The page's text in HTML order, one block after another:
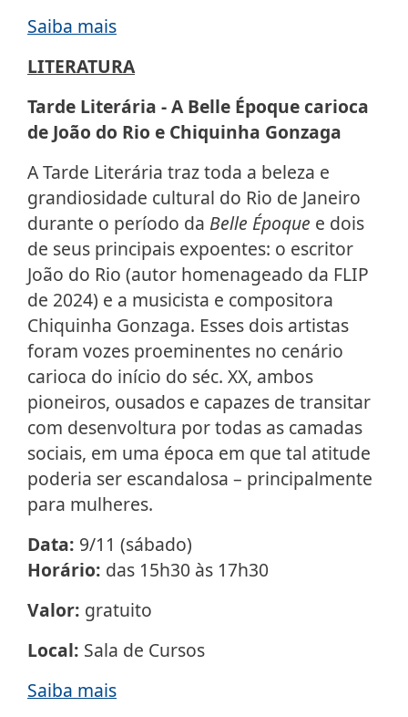
Saiba mais
LITERATURA
Tarde Literária - A Belle Époque carioca
de João do Rio e Chiquinha Gonzaga
A Tarde Literária traz toda a beleza e
grandiosidade cultural do Rio de Janeiro
durante o período da Belle Époque e dois
de seus principais expoentes: o escritor
João do Rio (autor homenageado da FLIP
de 2024) e a musicista e compositora
Chiquinha Gonzaga. Esses dois artistas
foram vozes proeminentes no cenário
carioca do início do séc. XX, ambos
pioneiros, ousados e capazes de transitar
com desenvoltura por todas as camadas
sociais, em uma época em que tal atitude
poderia ser escandalosa – principalmente
para mulheres.
Data: 9/11 (sábado)
Horário: das 15h30 às 17h30
Valor: gratuito
Local: Sala de Cursos
Saiba mais